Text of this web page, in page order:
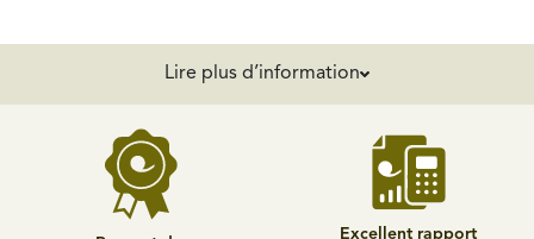
Lire plus d’information
Excellent rapport